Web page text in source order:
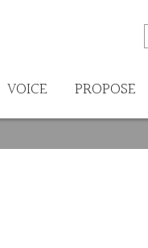
VOICE PROPOSE